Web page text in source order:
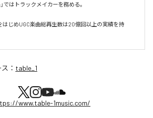
ではトラックメイカーを務める。
じめUGC楽曲総再生数は20億回以上の実績を持
： table_1
www.table-1music.com/